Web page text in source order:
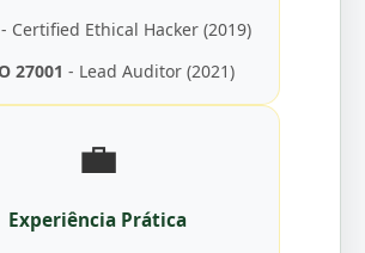
- Certified Ethical Hacker (2019)
27001 - Lead Auditor (2021)
💼
Experiência Prática